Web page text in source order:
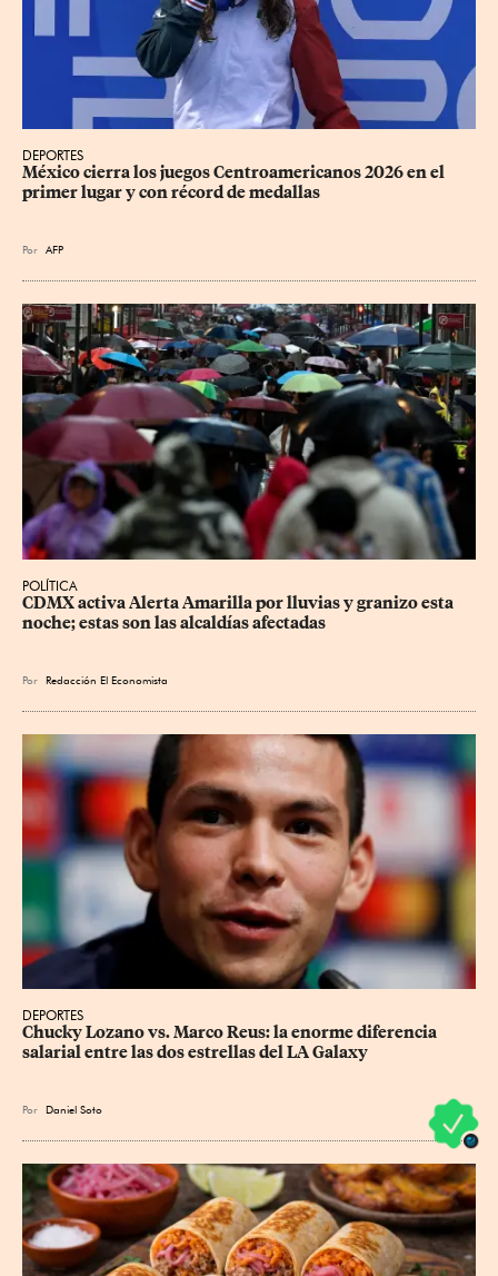
DEPORTES
México cierra los juegos Centroamericanos 2026 en el
primer lugar y con récord de medallas
Por AFP
POLÍTICA
CDMX activa Alerta Amarilla por lluvias y granizo esta
noche; estas son las alcaldías afectadas
Por Redacción El Economista
DEPORTES
Chucky Lozano vs. Marco Reus: la enorme diferencia
salarial entre las dos estrellas del LA Galaxy
Por Daniel Soto